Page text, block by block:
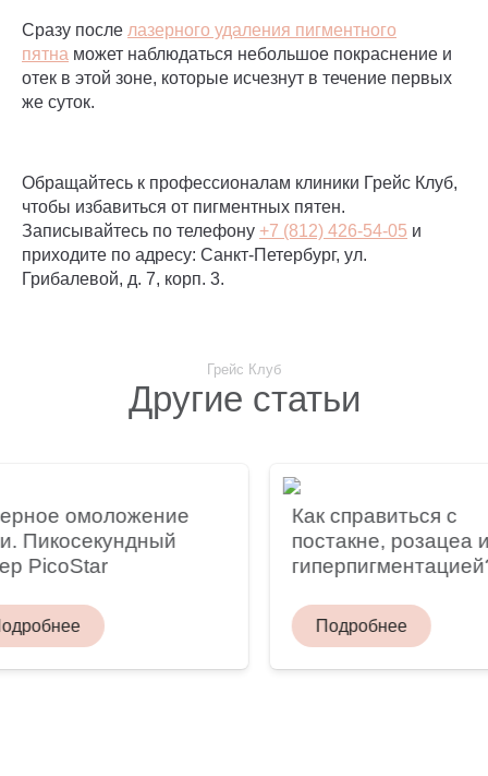
Сразу после лазерного удаления пигментного
пятна может наблюдаться небольшое покраснение и
отек в этой зоне, которые исчезнут в течение первых
же суток.
Обращайтесь к профессионалам клиники Грейс Клуб,
чтобы избавиться от пигментных пятен.
Записывайтесь по телефону +7 (812) 426-54-05 и
приходите по адресу: Санкт-Петербург, ул.
Грибалевой, д. 7, корп. 3.
Грейс Клуб
Другие статьи
омоложение
Как справиться с
постакне, розацеа и
гиперпигментацией?
Подробнее